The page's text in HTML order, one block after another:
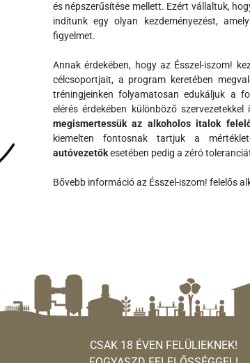
és népszerűsítése mellett. Ezért vállaltuk,
indítunk egy olyan kezdeményezést,
figyelmet.
Annak érdekében, hogy az Ésszel-iszom!
célcsoportjait, a program keretében
tréningjeinken folyamatosan edukáljuk a
elérés érdekében különböző
megismertessük az alkoholos italok
kiemelten fontosnak tartjuk a
autóvezetőkesetében pedig a zéró
Bővebb információ az Ésszel-iszom! felelős
CSAK 18 ÉVEN FELÜLIEKNEK!